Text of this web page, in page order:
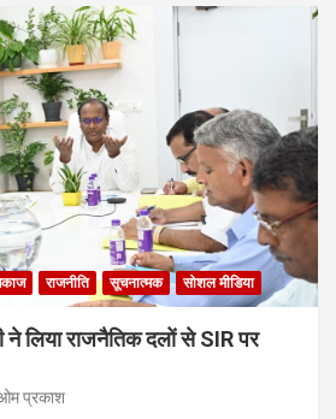
राजनीति सूचनात्मक सोशल मीडिया
ने लिया राजनैतिक दलों से SIR पर
प्रकाश